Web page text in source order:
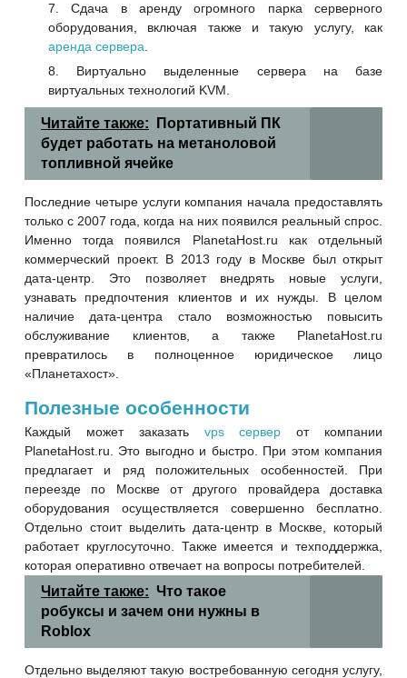
Сдача в аренду огромного парка серверного
оборудования, включая также и такую услугу, как
аренда сервера
Виртуально выделенные сервера на базе
виртуальных технологий KVM.
Читайте также:
Портативный ПК
будет работать на метаноловой
топливной ячейке
Последние четыре услуги компания начала предоставлять
только с 2007 года, когда на них появился реальный спрос.
Именно тогда появился PlanetaHost.ru как отдельный
коммерческий проект. В 2013 году в Москве был открыт
дата-центр. Это позволяет внедрять новые услуги,
узнавать предпочтения клиентов и их нужды. В целом
наличие дата-центра стало возможностью повысить
обслуживание клиентов, а также PlanetaHost.ru
превратилось в полноценное юридическое лицо
«Планетахост».
Полезные особенности
Каждый может заказать vps сервер от компании
PlanetaHost.ru. Это выгодно и быстро. При этом компания
предлагает и ряд положительных особенностей. При
переезде по Москве от другого провайдера доставка
оборудования осуществляется совершенно бесплатно.
Отдельно стоит выделить дата-центр в Москве, который
работает круглосуточно. Также имеется и техподдержка,
которая оперативно отвечает на вопросы потребителей.
Читайте также: Что такое
робуксы и зачем они нужны в
Roblox
Отдельно выделяют такую востребованную сегодня услугу,